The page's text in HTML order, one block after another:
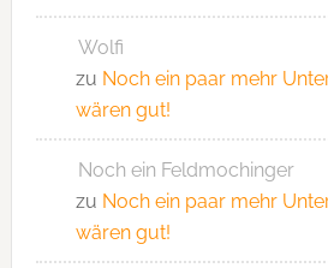
Wolfi
zu Noch ein paar mehr
wären gut!
Noch ein Feldmochinger
zu Noch ein paar mehr
wären gut!